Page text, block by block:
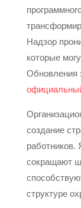
Надзор
которые
Обновления
создание
сокращают
структуре